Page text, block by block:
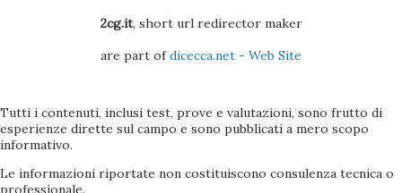
2cg.it, short url redirector maker
are part ofdicecca.net - Web Site
Tutti i contenuti, inclusi test, prove e valutazioni, sono frutto di
esperienze dirette sul campo e sono pubblicati a mero scopo
informativo.
Le informazioni riportate non costituiscono consulenza tecnica o
professionale.